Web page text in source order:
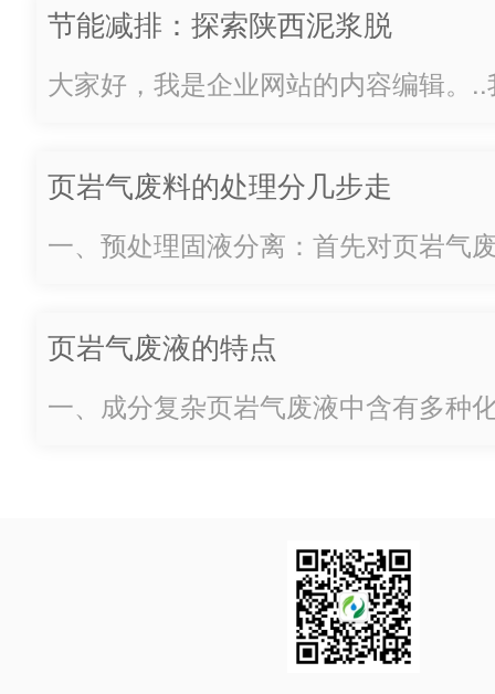
队，不断推动着科技的进步。我们的
客户为中心。我们深...
节能减排：探索陕西泥浆脱
水机的绿色发展之路
大家好，我是企业网站的内容编辑。
越来越多的企业开始关注如何在生产
减排。泥浆脱...
页岩气废料的处理分几步走
一、预处理固液分离：首先对页岩气
机、压滤机等进行固液分离。调节
的酸碱度，采用中和法调节 pH 值至
页岩气废液的特点
一、成分复杂页岩气废液中含有多种
液的处理难度大大增加。例如，其中
果未经处理直接排放，会对土壤和水
染，影响生态环境和人类健康。二、